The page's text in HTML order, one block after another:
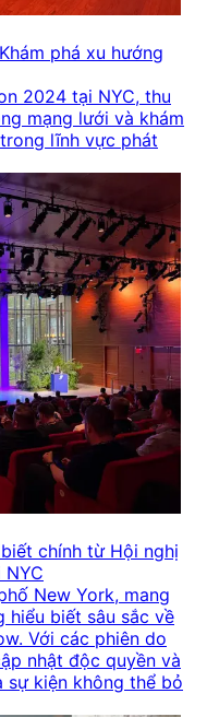
phá xu hướng
2024 tại NYC, thu
mạng lưới và khám
lĩnh vực phát
chính từ Hội nghị
New York, mang
hiểu biết sâu sắc về
Với các phiên do
nhật độc quyền và
sự kiện không thể bỏ